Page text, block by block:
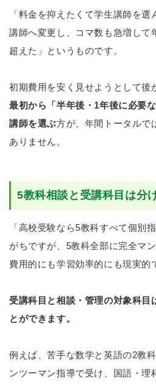
「料金を抑えたくて学生講師を
講師へ変更し、コマ数も急増して
超えた」というものです。
初期費用を安く見せようとして後
最初から「半年後・1年後に必要
講師を選ぶ方が、年間トータルで
ありません。
5教科相談と受講科目は分
「高校受験なら5教科すべて個別
がちですが、5教科全部に完全マ
費用的にも学習効率的にも現実的
受講科目と相談・管理の対象科目
とができます。
例えば、苦手な数学と英語の2教
ンツーマン指導で受け、国語・理